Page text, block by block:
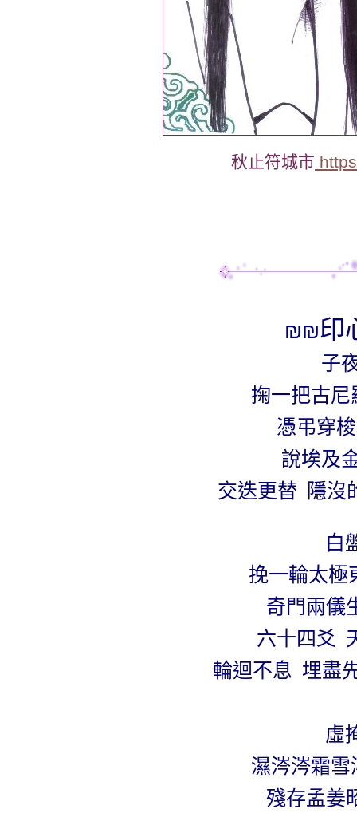
秋止符城市
₪₪印
子
掬一把古
憑弔穿
說埃及
交迭更替
隱沒
白
挽一輪太極
奇門兩儀
六十四爻
輪迴不息 埋盡
虛
濕涔涔霜
殘存孟姜